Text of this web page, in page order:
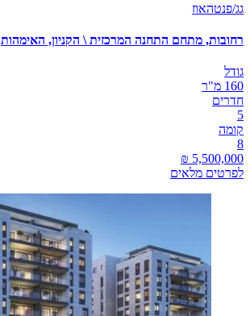
גג/פנטהאוז
רחובות, מתחם התחנה המרכזית \ הקניון, האימהות
גודל
160 מ"ר
חדרים
5
קומה
8
לפרטים מלאים